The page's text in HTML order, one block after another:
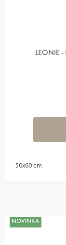
LEONIE
50x60 cm
NOVINKA